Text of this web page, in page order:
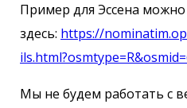
Пример для Эссена
здесь: https://
Мы не будем работать с